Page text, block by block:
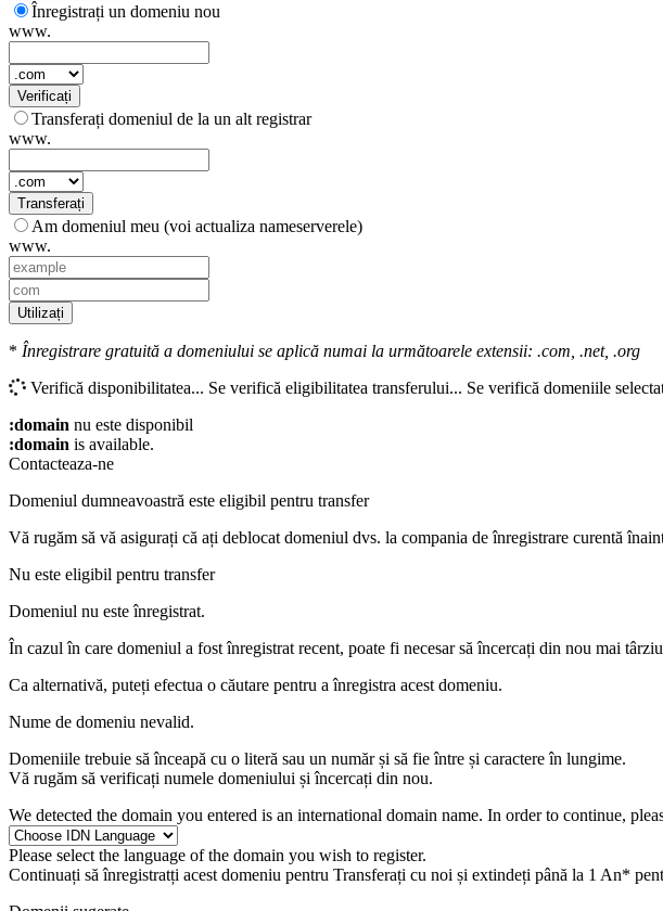
Înregistrați un domeniu nou
www.
Verificați
Transferați domeniul de la un alt registrar
www.
Transferați
Am domeniul meu (voi actualiza nameserverele)
www.
Utilizați
* Înregistrare gratuită a domeniului se aplică numai la următoarele extensii: .com, .net, .org
Verifică disponibilitatea... Se verifică eligibilitatea transferului... Se verifică domeniile
:domain nu este disponibil
:domain is available.
Contacteaza-ne
Domeniul dumneavoastră este eligibil pentru transfer
Vă rugăm să vă asigurați că ați deblocat domeniul dvs. la compania de înregistrare curentă
Nu este eligibil pentru transfer
Domeniul nu este înregistrat.
În cazul în care domeniul a fost înregistrat recent, poate fi necesar să încercați din nou mai
Ca alternativă, puteți efectua o căutare pentru a înregistra acest domeniu.
Nume de domeniu nevalid.
Domeniile trebuie să înceapă cu o literă sau un numărși să fie între și caractere în lungime.
Vă rugăm să verificați numele domeniului și încercați din nou.
We detected the domain you entered is an international domain name. In order to continue,
Please select the language of the domain you wish to register.
Continuați să înregistratți acest domeniu pentru Transferați cu noi și extindeți până la 1 An*